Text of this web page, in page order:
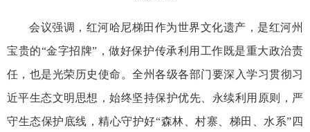
会议强调，红河哈尼梯田作为世界文化遗产，是红河州
宝贵的“金字招牌”，做好保护传承利用工作既是重大政治责
任，也是光荣历史使命。全州各级各部门要深入学习贯彻习
近平生态文明思想，始终坚持保护优先、永续利用原则，严
守生态保护底线，精心守护好“森林、村寨、梯田、水系”四